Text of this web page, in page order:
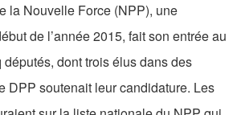
la Nouvelle Force (NPP), une
de l’année 2015, fait son entrée au
dont trois élus dans des
DPP soutenait leur candidature. Les